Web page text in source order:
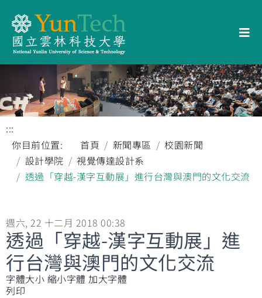
:::
你目前位置:
首頁 新聞專區
校園新聞
設計學院
視覺傳達設計系
透過「穿越-漢字互動展」進行台灣與澳門的文化交流
週六, 22 十二月 2018 00:38
透過「穿越-漢字互動展」進
行台灣與澳門的文化交流
字體大小 縮小字體 加大字體
列印